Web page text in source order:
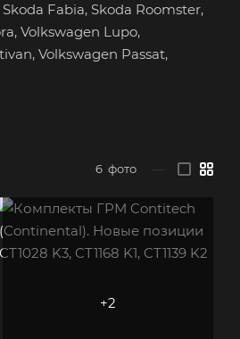
Fabia, Skoda Roomster,
Volkswagen Lupo,
Volkswagen Passat,
6 фото —